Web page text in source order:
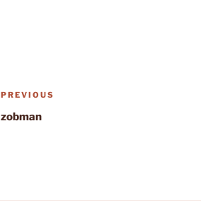
Post
navigation
Previous
Post
PREVIOUS
zobman